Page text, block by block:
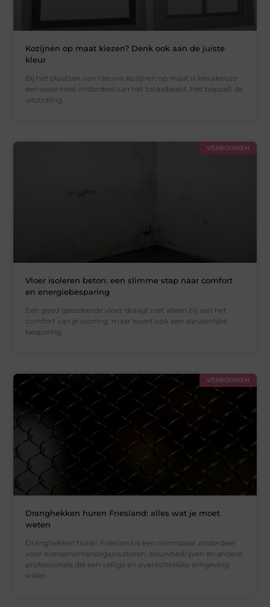
Kozijnen op maat kiezen? Denk ook aan de juiste
kleur
Bij het plaatsen van nieuwe kozijnen op maat is kleurkeuze
een essentieel onderdeel van het totaalbeeld. Het bepaalt de
uitstraling
VERBOUWEN
Vloer isoleren beton: een slimme stap naar comfort
en energiebesparing
Een goed geïsoleerde vloer draagt niet alleen bij aan het
comfort van je woning, maar levert ook een aanzienlijke
besparing
VERBOUWEN
Dranghekken huren Friesland: alles wat je moet
weten
Dranghekken huren Friesland is een onmisbaar onderdeel
voor evenementenorganisatoren, bouwbedrijven en andere
professionals die een veilige en overzichtelijke omgeving
willen